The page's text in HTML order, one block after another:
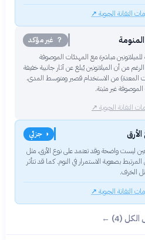
التقانة الحيوية ↗
？ غير مؤكد
للميلاتونين مباشرة مع المهدئات الموصوفة
من أن الميلاتونين يُبلغ عن آثار جانبية خفيفة
المعدة) من الاستخدام قصير ومتوسط ​​المدى،
الموصوفة غير مثبتة.
التقانة الحيوية ↗
◑ جزئي
ليست واضحة وقد تعتمد على نوع الأرق، مثل
بصعوبة الاستمرار في النوم. كما قد تتأثر
الخرف.
التقانة الحيوية ↗
(4) ←